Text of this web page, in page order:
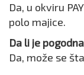
Da, u okviru
polo majice.
Da li je
Da, može se